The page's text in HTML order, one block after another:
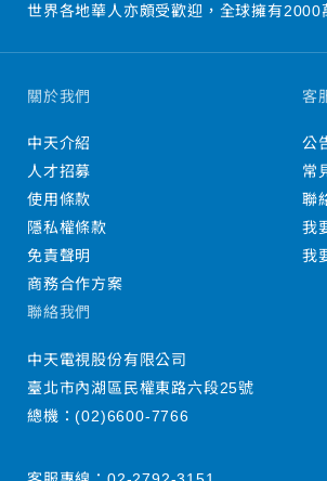
世界各地華人亦頗受歡迎，全球擁有2000
關於我們
中天介紹
人才招募
使用條款
隱私權條款
免責聲明
商務合作方案
客
公
常
聯
我
我
聯絡我們
中天電視股份有限公司
臺北市內湖區民權東路六段25號
總機：(02)6600-7766